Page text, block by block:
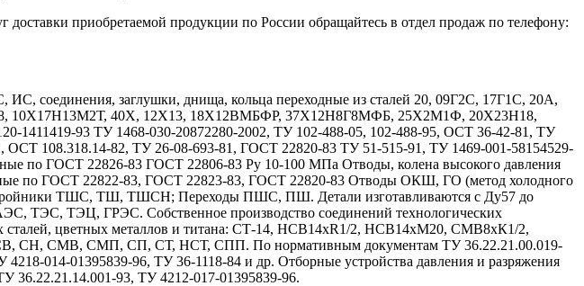
приобретаемой продукции по России обращайтесь в отдел продаж по телефону:
заглушки, днища, кольца переходные из сталей 20, 09Г2С, 17Г1С, 20А,
40Х, 12Х13, 18Х12ВМБФР, 37Х12Н8Г8МФБ, 25Х2М1Ф, 20Х23Н18,
93 ТУ 1468-030-20872280-2002, ТУ 102-488-05, 102-488-95, ОСТ 36-42-81, ТУ
108.318.14-82, ТУ 26-08-693-81, ГОСТ 22820-83 ТУ 51-515-91, ТУ 1469-001-58154529-
по ГОСТ 22826-83 ГОСТ 22806-83 Ру 10-100 МПа Отводы, колена высокого давления
по ГОСТ 22822-83, ГОСТ 22823-83, ГОСТ 22820-83 Отводы ОКШ, ГО (метод холодного
ТШС, ТШ, ТШСН; Переходы ПШС, ПШ. Детали изготавливаются с Ду57 до
ТЭС, ТЭЦ, ГРЭС. Собственное производство соединений технологических
сталей, цветных металлов и титана: СТ-14, НСВ14хR1/2, НСВ14хМ20, СМВ8хК1/2,
СМВ, СМП, СП, СТ, НСТ, СПП. По нормативным документам ТУ 36.22.21.00.019-
014-01395839-96, ТУ 36-1118-84 и др. Отборные устройства давления и разряжения
36.22.21.14.001-93, ТУ 4212-017-01395839-96.